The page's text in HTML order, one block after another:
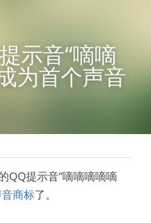
示音“嘀嘀
为首个声音
QQ提示音“嘀嘀嘀嘀嘀
商标了。